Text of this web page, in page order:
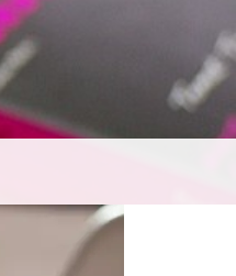
Kalendarium 1945-2025
Animacje (liczby, daty)
Indeks absolwentów